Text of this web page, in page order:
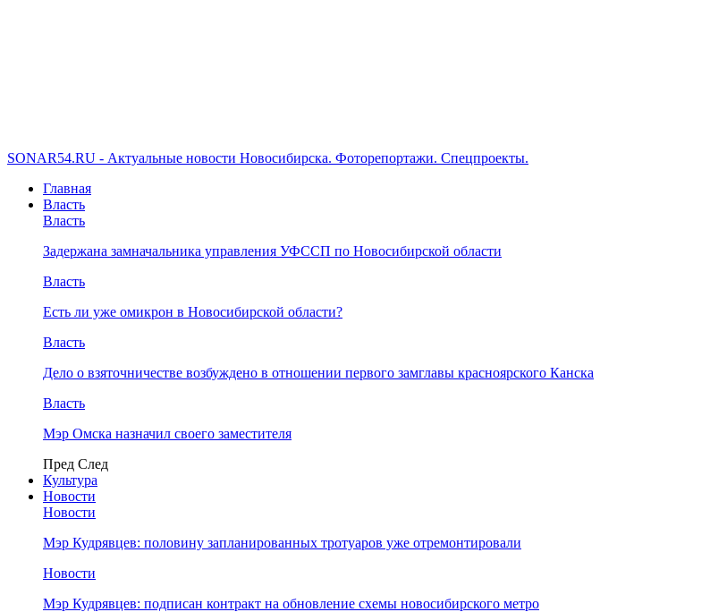
SONAR54.RU - Актуальные новости Новосибирска. Фоторепортажи. Спецпроекты.
Главная
Власть
Власть
Задержана замначальника управления УФССП по Новосибирской области
Власть
Есть ли уже омикрон в Новосибирской области?
Власть
Дело о взяточничестве возбуждено в отношении первого замглавы красноярского Канска
Власть
Мэр Омска назначил своего заместителя
Пред След
Культура
Новости
Новости
Мэр Кудрявцев: половину запланированных тротуаров уже отремонтировали
Новости
Мэр Кудрявцев: подписан контракт на обновление схемы новосибирского метро